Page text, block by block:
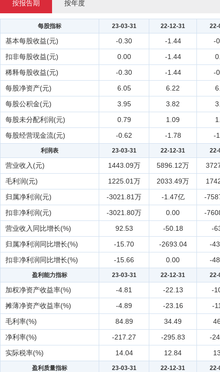
按报告期 按年度
每股指标 23-03-31 22-12-31 22-
基本每股收益(元) -0.30 -1.44
-
扣非每股收益(元)
0.00 -1.44
稀释每股收益(元)
-0.30 -1.44
-
每股净资产(元)
6.05 6.22
每股公积金(元)
3.95 3.82
每股未分配利润(元)
0.79 1.09
每股经营现金流(元)
-0.62 -1.78 -
利润表 23-03-31 22-12-31 22-
营业收入(元) 1443.09万 5896.12万
毛利润(元)
1225.01万 2033.49万
归属净利润(元)
-3021.81万 -1.47亿
-
扣非净利润(元)
-3021.80万 0.00
-
营业收入同比增长(%)
92.53 -50.18
-
归属净利润同比增长(%)
-15.70 -2693.04
-
扣非净利润同比增长(%)
-15.66 0.00 -
盈利能力指标 23-03-31 22-12-31 22-
加权净资产收益率(%) -4.81 -22.13
-
摊薄净资产收益率(%)
-4.89 -23.16
-
毛利率(%)
84.89 34.49
净利率(%)
-217.27 -295.83
-
实际税率(%)
14.04 12.84
盈利质量指标 23-03-31 22-12-31 22-